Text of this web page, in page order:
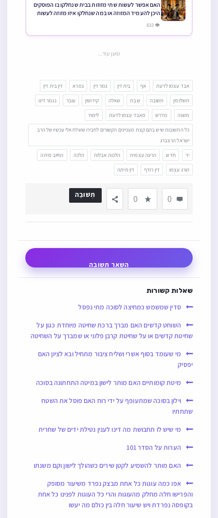
האם אפשר לעשות שתי מזוזות בבית שנחלקו בו הפוסקים
היכן להעמיד המזוזה או במה שנחלקו איזו מזוזה לעשות
👁 833
טוען עוד...
אבד עצמו לדעת אף בית דין גמר דין גמרא דין בית דין
דין מיתה דין רודף הורג עצמו
החיוב מיתה הלכה הלכות אבלות הריגה עצמית חדש יד
כל התשובות שיש בהם קצת מעניינים הקשורים לחבירו ששלח אלי עכשיו של הרב
ישראל הרצברג
לימוד מאבד עצמו לדעת מדרש משנה
נגמר דינו עובר קידושין שאלה שבת תשובה תשלומין
0
0 תְשׁוּבָה
השאר תשובה
שאלות קשורות
סדין שמשמש כמחיצה לסוכה מתי נפסל
השוחט קדשים האם מברך ברכת שחיטה מיוחדת כגון על
שחיטת קדשים או על שחיטת קרבן פלוני או שמברך על השחיטה
מי שעומד בסוף אשרי ושליח ציבור מתחיל ובא לציון האם
יפסיק
מיטת קומותיים האם מותר לישון במיטה התחתונה בסוכה
וילון בסוכה שמתעופף על ידי רוח האם פוסל את השטח
שתחתיו
מי שיש לו תחבושת מה דינו לענין נטילת ידים של שחרית
הערות על הסדר 101
האם מותר להשמיע לקטן שירים כשהולך לישון וקם משנתו
אפו כמה עוגות כל אחת מבצק נפרד משיעור מסופק
והפרישו חלה מחלק מהעוגות והרי כל העוגות לפנינו כל אחת
בקופסה נפרדת ויש שיעור חלה בין כולם מה יעשו